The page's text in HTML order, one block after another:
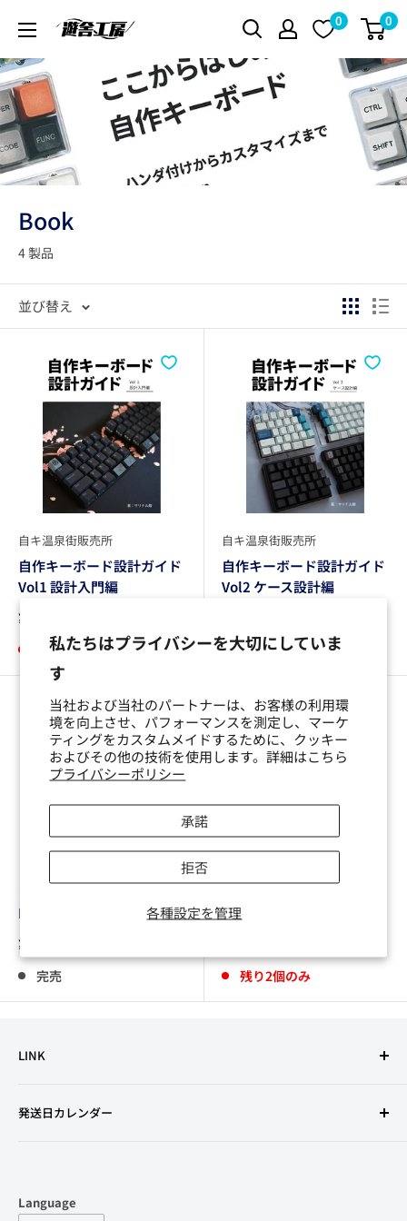
私たちはプライバシーを大切にしていま
す
当社および当社のパートナーは、お客様の利用環
境を向上させ、パフォーマンスを測定し、マーケ
ティングをカスタムメイドするために、クッキー
およびその他の技術を使用します。詳細はこちら
プライバシーポリシー
各種設定を管理
承諾
拒否
テ
ン
ツ
に
ス
キ
遊
房
シ
ョ
ッ
0 0
Book
4 製品
並び替え
自キ温泉街販売所
自作キーボード設計ガイド
Vol1 設計入門編
販
価
格
¥2,000
残り4個のみ
自キ温泉街販売所
自作キーボード設計ガイド
Vol2 ケース設計編
売
価完売
ノーブランド
KbD C96 2019 August
販
売
価
格
¥1,100
完売
ノーブランド
CUTIE SWITCHES
売
価
格
残り2個のみ
LINK
特定商取引法に基づく表記
返金ポリシー
発送日カレンダー
Language
Language